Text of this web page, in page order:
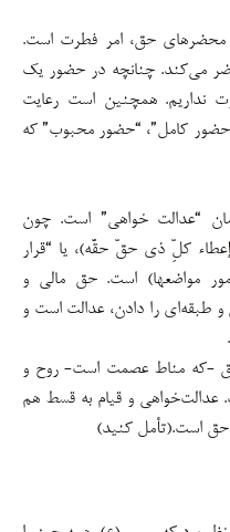
محضرهای حق، امر فطرت است.
می‌کند. چنانچه در حضور یک
نداریم. همچنین است رعایت
کامل”، “حضور محبوب” که
“عدالت خواهی” است. چون
کلِّ ذی حقّ حقَّه)، یا “قرار
مواضعها) است. حق مالی و
طبقه‌ای را دادن، عدالت است و
-که مناط عصمت است- روح و
عدالت‌خواهی و قیام به قسط هم
حق است.(تأمل کنید)